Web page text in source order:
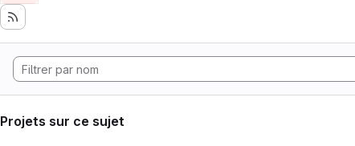
Projets sur ce sujet